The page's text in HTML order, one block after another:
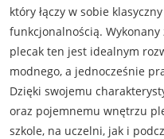
który łączy w sobie
funkcjonalnością. Wykonany
plecak ten jest idealnym
modnego, a jednocześnie
Dzięki swojemu
oraz pojemnemu wnętrzu
szkole, na uczelni, jak i